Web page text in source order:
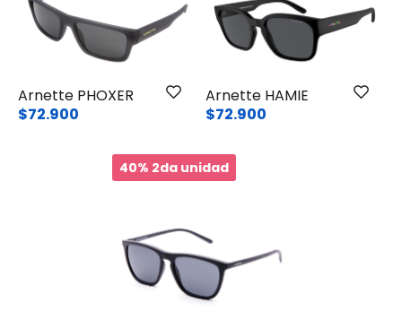
Arnette PHOXER
$72.900
Arnette HAMIE
$72.900
40% 2da unidad